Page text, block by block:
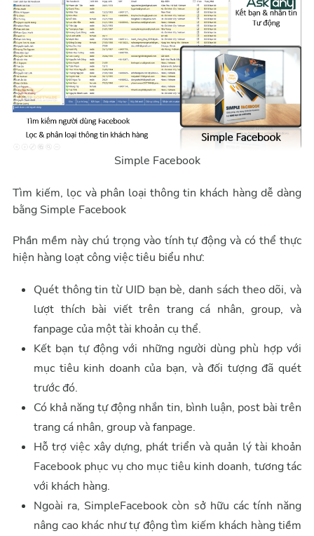
Simple Facebook
Tìm kiếm, lọc và phân loại thông tin khách hàng dễ dàng
bằng Simple Facebook
Phần mềm này chú trọng vào tính tự động và có thể thực
hiện hàng loạt công việc tiêu biểu như:
Quét thông tin từ UID bạn bè, danh sách theo dõi, và
lượt thích bài viết trên trang cá nhân, group, và
fanpage của một tài khoản cụ thể.
Kết bạn tự động với những người dùng phù hợp với
mục tiêu kinh doanh của bạn, và đối tượng đã quét
trước đó.
Có khả năng tự động nhắn tin, bình luận, post bài trên
trang cá nhân, group và fanpage.
Hỗ trợ việc xây dựng, phát triển và quản lý tài khoản
Facebook phục vụ cho mục tiêu kinh doanh, tương tác
với khách hàng.
Ngoài ra, SimpleFacebook còn sở hữu các tính năng
nâng cao khác như tự động tìm kiếm khách hàng tiềm